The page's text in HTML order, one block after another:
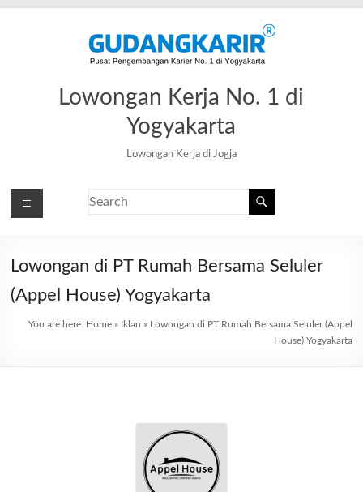
Lowongan Kerja No. 1 di
Yogyakarta
Lowongan Kerja di Jogja
Lowongan di PT Rumah Bersama Seluler
(Appel House) Yogyakarta
You are here: Home» Iklan » Lowongan di PT Rumah Bersama Seluler (Appel
House) Yogyakarta